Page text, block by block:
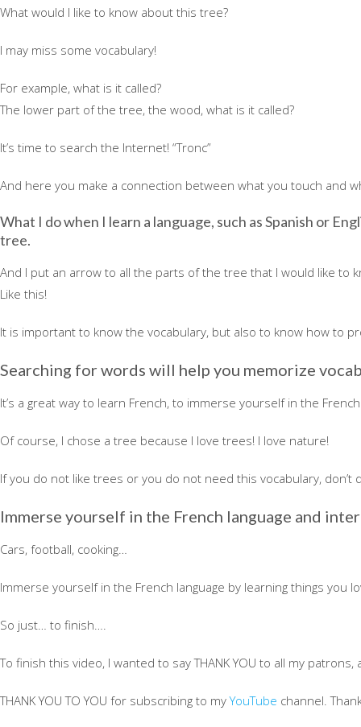
What would I like to know about this tree?
I may miss some vocabulary!
For example, what is it called?
The lower part of the tree, the wood, what is it called?
It’s time to search the Internet! “Tronc”
And here you make a connection between what you touch and
What I do when I learn a language, such as Spanish or
tree.
And I put an arrow to all the parts of the tree that I would like to
Like this!
It is important to know the vocabulary, but also to know how to
Searching for words will help you memorize
It’s a great way to learn French, to immerse yourself in the
Of course, I chose a tree because I love trees! I love nature!
If you do not like trees or you do not need this vocabulary, don’t
Immerse yourself in the French language and
Cars, football, cooking…
Immerse yourself in the French language by learning things you
So just… to finish….
To finish this video, I wanted to say THANK YOU to all my
THANK YOU TO YOU for subscribing to myYouTube channel.